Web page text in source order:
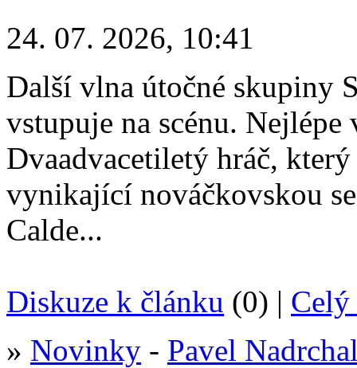
24. 07. 2026, 10:41
Další vlna útočné skupiny
vstupuje na scénu.
Dvaadvacetiletý hráč,
vynikající nováčkovskou
Calde...
Diskuze k článku (0) | Celý
» Novinky - Pavel